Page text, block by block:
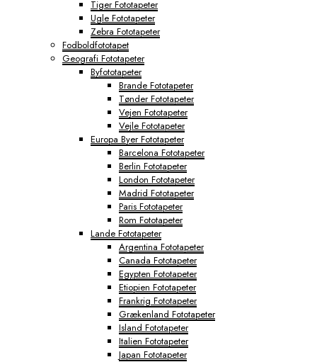
Tiger Fototapeter
Ugle Fototapeter
Zebra Fototapeter
Fodboldfototapet
Geografi Fototapeter
Byfototapeter
Brande Fototapeter
Tønder Fototapeter
Vejen Fototapeter
Vejle Fototapeter
Europa Byer Fototapeter
Barcelona Fototapeter
Berlin Fototapeter
London Fototapeter
Madrid Fototapeter
Paris Fototapeter
Rom Fototapeter
Lande Fototapeter
Argentina Fototapeter
Canada Fototapeter
Egypten Fototapeter
Etiopien Fototapeter
Frankrig Fototapeter
Grækenland Fototapeter
Island Fototapeter
Italien Fototapeter
Japan Fototapeter